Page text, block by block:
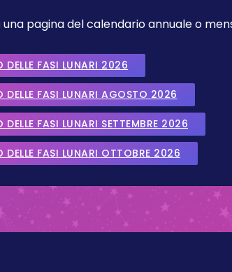
pagina del calendario annuale o
DELLE FASI LUNARI 2026
DELLE FASI LUNARI AGOSTO 2026
DELLE FASI LUNARI SETTEMBRE 2026
DELLE FASI LUNARI OTTOBRE 2026